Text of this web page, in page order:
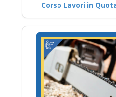
Corso Lavori in